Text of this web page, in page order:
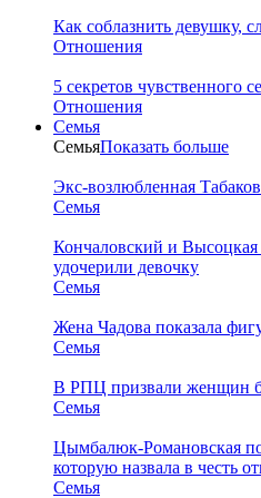
Как соблазнить девушку,
Отношения
5 секретов чувственного
Отношения
Семья
СемьяПоказать больше
Экс-возлюбленная
Семья
Кончаловский и Высоцкая
удочерили девочку
Семья
Жена Чадова показала
Семья
В РПЦ призвали женщин
Семья
Цымбалюк-Романовская
которую назвала в честь
Семья